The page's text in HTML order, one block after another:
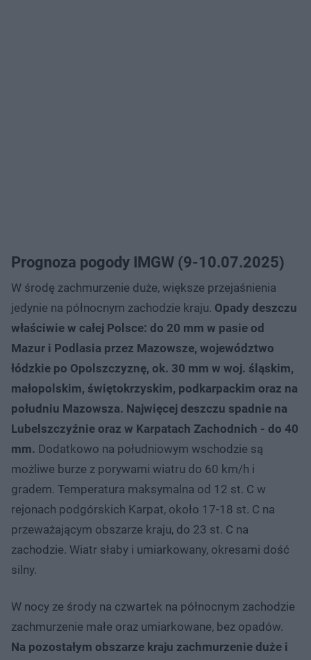
Prognoza pogody IMGW (9-10.07.2025)
W środę zachmurzenie duże, większe przejaśnienia
jedynie na północnym zachodzie kraju. Opady deszczu
właściwie w całej Polsce: do 20 mm w pasie od
Mazur i Podlasia przez Mazowsze, województwo
łódzkie po Opolszczyznę, ok. 30 mm w woj. śląskim,
małopolskim, świętokrzyskim, podkarpackim oraz na
południu Mazowsza. Najwięcej deszczu spadnie na
Lubelszczyźnie oraz w Karpatach Zachodnich - do 40
mm. Dodatkowo na południowym wschodzie są
możliwe burze z porywami wiatru do 60 km/h i
gradem. Temperatura maksymalna od 12 st. C w
rejonach podgórskich Karpat, około 17-18 st. C na
przeważającym obszarze kraju, do 23 st. C na
zachodzie. Wiatr słaby i umiarkowany, okresami dość
silny.
W nocy ze środy na czwartek na północnym zachodzie
zachmurzenie małe oraz umiarkowane, bez opadów.
Na pozostałym obszarze kraju zachmurzenie duże i